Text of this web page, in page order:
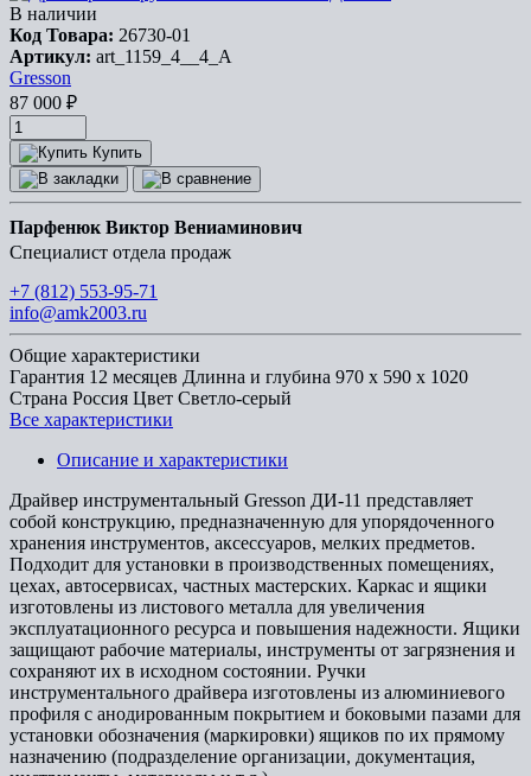
В наличии
Код Товара: 26730-01
Артикул: art_1159_4__4_A
Gresson
87 000 ₽
Купить
Парфенюк Виктор Вениаминович
Специалист отдела продаж
+7 (812) 553-95-71
info@amk2003.ru
Общие характеристики
Гарантия 12 месяцев Длинна и глубина 970 х 590 х 1020
Страна Россия Цвет Светло-серый
Все характеристики
Описание и характеристики
Драйвер инструментальный Gresson ДИ-11 представляет
собой конструкцию, предназначенную для упорядоченного
хранения инструментов, аксессуаров, мелких предметов.
Подходит для установки в производственных помещениях,
цехах, автосервисах, частных мастерских. Каркас и ящики
изготовлены из листового металла для увеличения
эксплуатационного ресурса и повышения надежности. Ящики
защищают рабочие материалы, инструменты от загрязнения и
сохраняют их в исходном состоянии. Ручки
инструментального драйвера изготовлены из алюминиевого
профиля с анодированным покрытием и боковыми пазами для
установки обозначения (маркировки) ящиков по их прямому
назначению (подразделение организации, документация,